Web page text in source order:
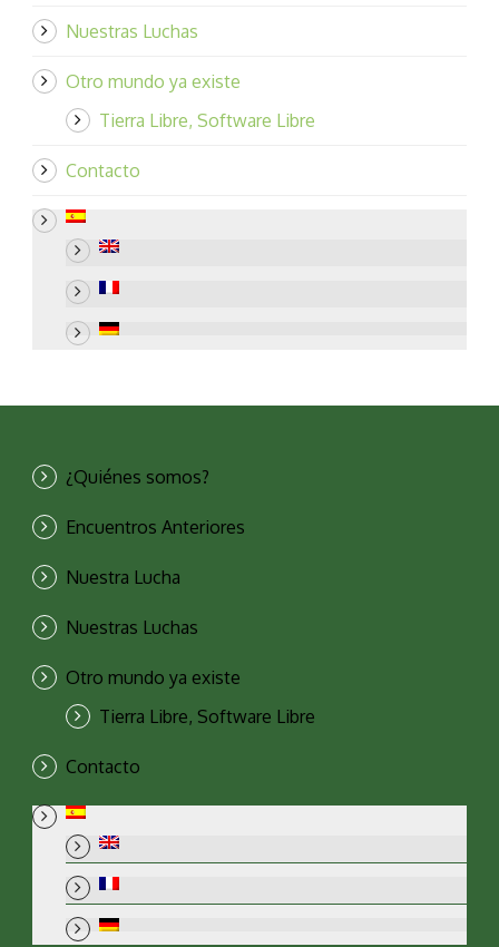
Nuestras Luchas
Otro mundo ya existe
Tierra Libre, Software Libre
Contacto
¿Quiénes somos?
Encuentros Anteriores
Nuestra Lucha
Nuestras Luchas
Otro mundo ya existe
Tierra Libre, Software Libre
Contacto